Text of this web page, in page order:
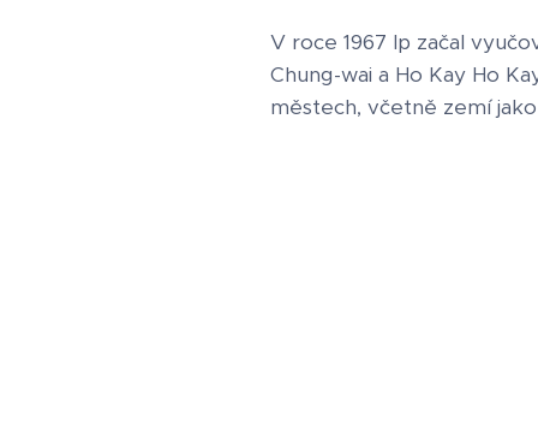
V roce 1967 Ip začal
Chung-wai a Ho Kay Ho
městech, včetně zemí